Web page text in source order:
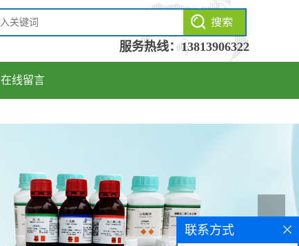
服务热线：13813906322
在线留言
联系方式